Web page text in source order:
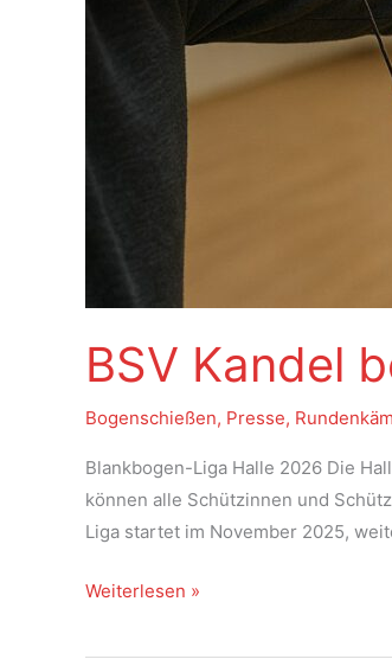
BSV Kandel
Bogenschießen, Presse,
Blankbogen-Liga Halle 2026 Die
können alle Schützinnen und
Liga startet im November 2025,
BSV
bei
Weiterlesen »